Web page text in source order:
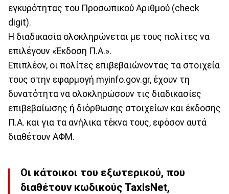
εγκυρότητας του Προσωπικού Αριθμού (check
digit).
Η διαδικασία ολοκληρώνεται με τους πολίτες να
επιλέγουν «Έκδοση Π.Α.».
Επιπλέον, οι πολίτες επιβεβαιώνοντας τα στοιχεία
τους στην εφαρμογή myinfo.gov.gr, έχουν τη
δυνατότητα να ολοκληρώσουν τις διαδικασίες
επιβεβαίωσης ή διόρθωσης στοιχείων και έκδοσης
Π.Α. και για τα ανήλικα τέκνα τους, εφόσον αυτά
διαθέτουν ΑΦΜ.
Οι κάτοικοι του εξωτερικού, που
διαθέτουν κωδικούς TaxisNet,